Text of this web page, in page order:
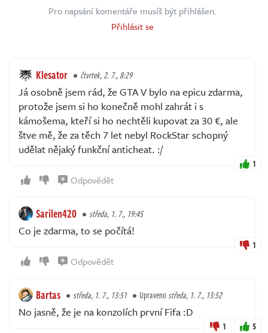
Pro napsání komentáře musíš být přihlášen.
Přihlásit se
Klesator čtvrtek, 2. 7., 8:29
Já osobně jsem rád, že GTA V bylo na epicu zdarma,
protože jsem si ho konečně mohl zahrát i s
kámošema, kteří si ho nechtěli kupovat za 30 €, ale
štve mě, že za těch 7 let nebyl RockStar schopný
udělat nějaký funkční anticheat. :/
1
Odpovědět
Sarilen420 středa, 1. 7., 19:45
Co je zdarma, to se počítá!
1
Odpovědět
Bartas středa, 1. 7., 13:51 Upravenostředa, 1. 7., 13:52
No jasně, že je na konzolích první Fifa :D
1 5